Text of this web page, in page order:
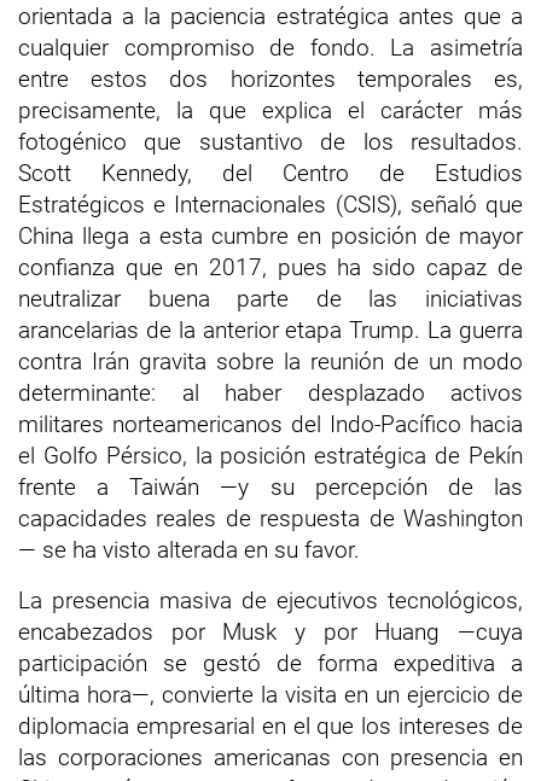
orientada a la paciencia estratégica antes que a
cualquier compromiso de fondo. La asimetría
entre estos dos horizontes temporales es,
precisamente, la que explica el carácter más
fotogénico que sustantivo de los resultados.
Scott Kennedy, del Centro de Estudios
Estratégicos e Internacionales (CSIS), señaló que
China llega a esta cumbre en posición de mayor
confianza que en 2017, pues ha sido capaz de
neutralizar buena parte de las iniciativas
arancelarias de la anterior etapa Trump. La guerra
contra Irán gravita sobre la reunión de un modo
determinante: al haber desplazado activos
militares norteamericanos del Indo-Pacífico hacia
el Golfo Pérsico, la posición estratégica de Pekín
frente a Taiwán —y su percepción de las
capacidades reales de respuesta de Washington
— se ha visto alterada en su favor.
La presencia masiva de ejecutivos tecnológicos,
encabezados por Musk y por Huang —cuya
participación se gestó de forma expeditiva a
última hora—, convierte la visita en un ejercicio de
diplomacia empresarial en el que los intereses de
las corporaciones americanas con presencia en